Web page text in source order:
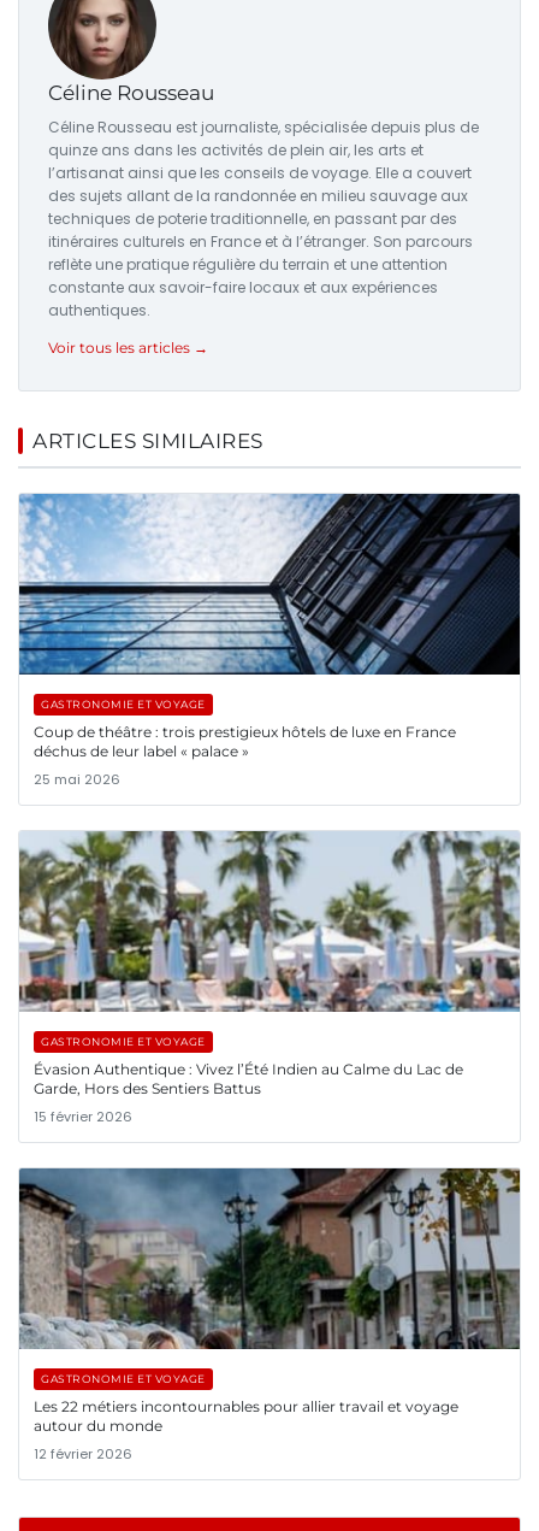
Céline Rousseau
Céline Rousseau est journaliste, spécialisée depuis plus de
quinze ans dans les activités de plein air, les arts et
l’artisanat ainsi que les conseils de voyage. Elle a couvert
des sujets allant de la randonnée en milieu sauvage aux
techniques de poterie traditionnelle, en passant par des
itinéraires culturels en France et à l’étranger. Son parcours
reflète une pratique régulière du terrain et une attention
constante aux savoir-faire locaux et aux expériences
authentiques.
Voir tous les articles →
ARTICLES SIMILAIRES
GASTRONOMIE ET VOYAGE
Coup de théâtre : trois prestigieux hôtels de luxe en France
déchus de leur label « palace »
25 mai 2026
GASTRONOMIE ET VOYAGE
Évasion Authentique : Vivez l’Été Indien au Calme du Lac de
Garde, Hors des Sentiers Battus
15 février 2026
GASTRONOMIE ET VOYAGE
Les 22 métiers incontournables pour allier travail et voyage
autour du monde
12 février 2026